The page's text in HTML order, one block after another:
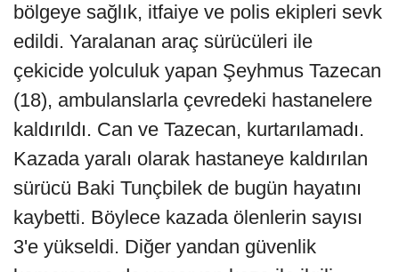
bölgeye sağlık, itfaiye ve polis ekipleri sevk
edildi. Yaralanan araç sürücüleri ile
çekicide yolculuk yapan Şeyhmus Tazecan
(18), ambulanslarla çevredeki hastanelere
kaldırıldı. Can ve Tazecan, kurtarılamadı.
Kazada yaralı olarak hastaneye kaldırılan
sürücü Baki Tunçbilek de bugün hayatını
kaybetti. Böylece kazada ölenlerin sayısı
3'e yükseldi. Diğer yandan güvenlik